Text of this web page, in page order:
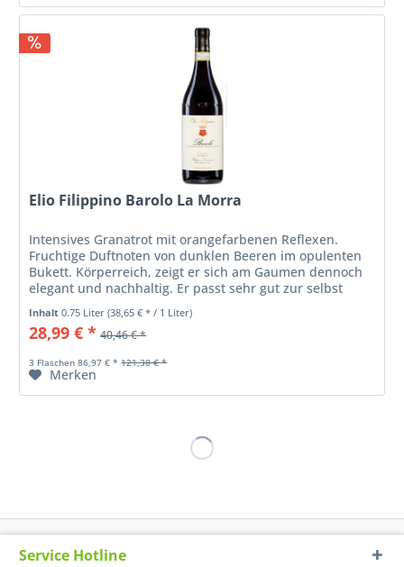
Elio Filippino Barolo La Morra
Intensives Granatrot mit orangefarbenen Reflexen.
Fruchtige Duftnoten von dunklen Beeren im opulenten
Bukett. Körperreich, zeigt er sich am Gaumen dennoch
elegant und nachhaltig. Er passt sehr gut zur selbst
gemachten Pasta mit...
Inhalt0.75 Liter(38,65 € * / 1 Liter)
28,99 € * 40,46 € *
3 Flaschen 86,97 € * 121,38 € *
Merken
Service Hotline